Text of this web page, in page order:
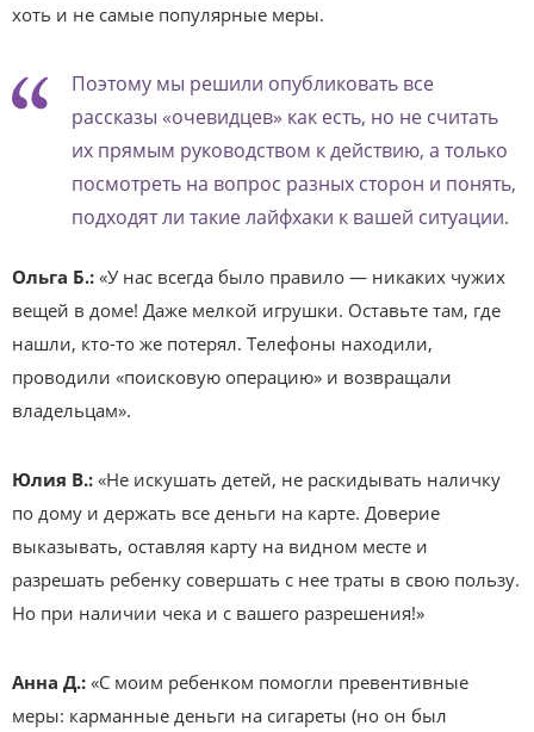
хоть и не самые популярные меры.
Поэтому мы решили опубликовать все
рассказы «очевидцев» как есть, но не считать
их прямым руководством к действию, а только
посмотреть на вопрос разных сторон и понять,
подходят ли такие лайфхаки к вашей ситуации.
Ольга Б.: «У нас всегда было правило — никаких чужих
вещей в доме! Даже мелкой игрушки. Оставьте там, где
нашли, кто-то же потерял. Телефоны находили,
проводили «поисковую операцию» и возвращали
владельцам».
Юлия В.: «Не искушать детей, не раскидывать наличку
по дому и держать все деньги на карте. Доверие
выказывать, оставляя карту на видном месте и
разрешать ребенку совершать с нее траты в свою пользу.
Но при наличии чека и с вашего разрешения!»
Анна Д.: «С моим ребенком помогли превентивные
меры: карманные деньги на сигареты (но он был